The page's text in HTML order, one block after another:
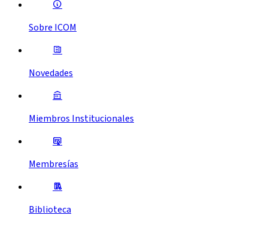
Sobre ICOM
Novedades
Miembros Institucionales
Membresías
Biblioteca